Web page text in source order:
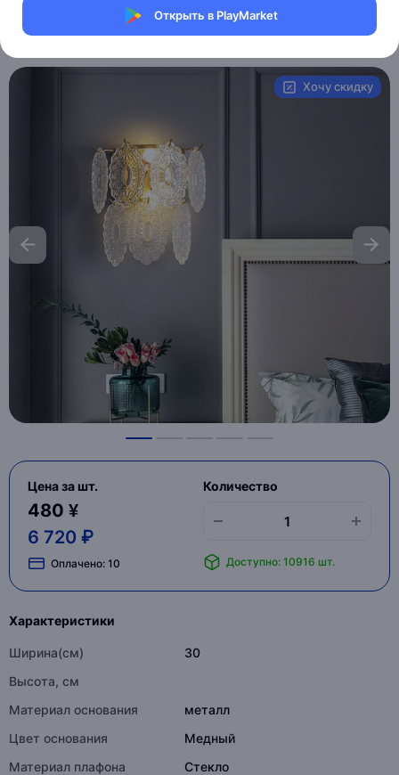
Открыть в PlayMarket
Магазин Table lamps
Артикул:MAI_HE_MAI_TOBIAS
Хочу скидку
Цена за шт.
480 ¥
6 720 ₽
Оплачено: 10
Количество
Доступно: 10916 шт.
Характеристики
Ширина(см)
30
Высота, см
Материал основания
металл
Цвет основания
Медный
Материал плафона
Стекло